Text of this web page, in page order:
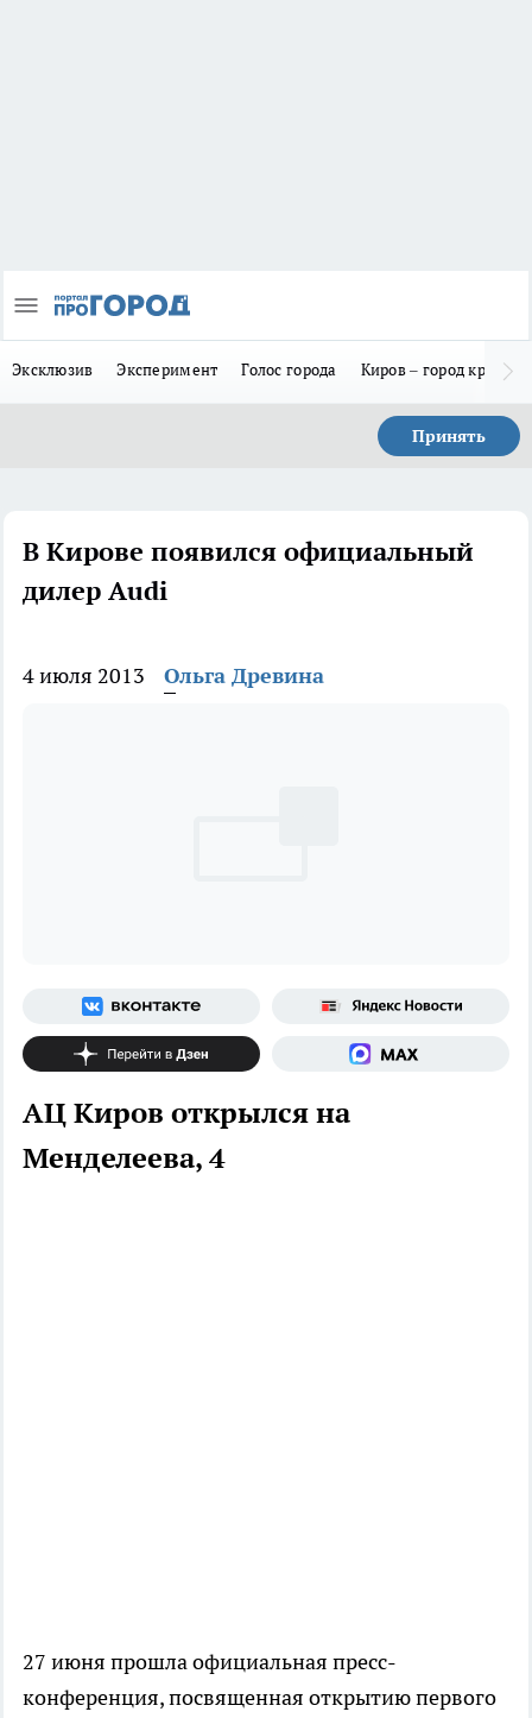
Эксклюзив Эксперимент Голос города Киров – город
Принять
В Кирове появился официальный
дилер Аudi
4 июля 2013 Ольга Древина
АЦ Киров открылся на
Менделеева, 4
27 июня прошла официальная пресс-
конференция, посвященная открытию первого